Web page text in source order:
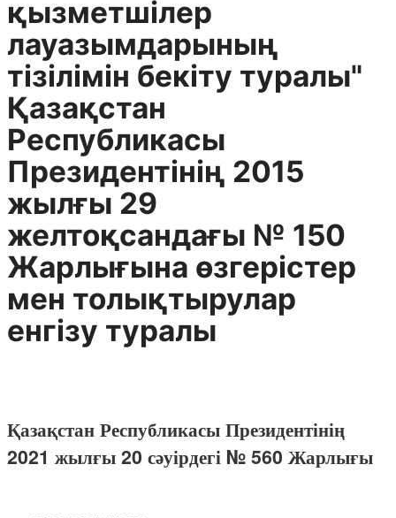
қызметшілер
лауазымдарының
тізілімін бекіту туралы"
Қазақстан
Республикасы
Президентінің 2015
жылғы 29
желтоқсандағы № 150
Жарлығына өзгерістер
мен толықтырулар
енгізу туралы
Қазақстан Республикасы Президентінің
2021 жылғы 20 сәуірдегі № 560 Жарлығы